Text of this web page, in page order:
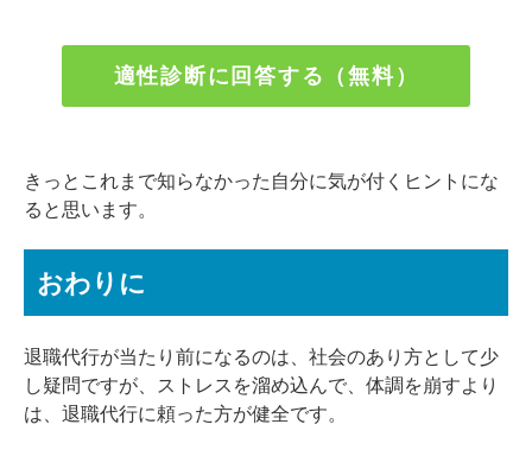
適性診断に回答する（無料）
きっとこれまで知らなかった自分に気が付くヒントにな
ると思います。
おわりに
退職代行が当たり前になるのは、社会のあり方として少
し疑問ですが、ストレスを溜め込んで、体調を崩すより
は、退職代行に頼った方が健全です。